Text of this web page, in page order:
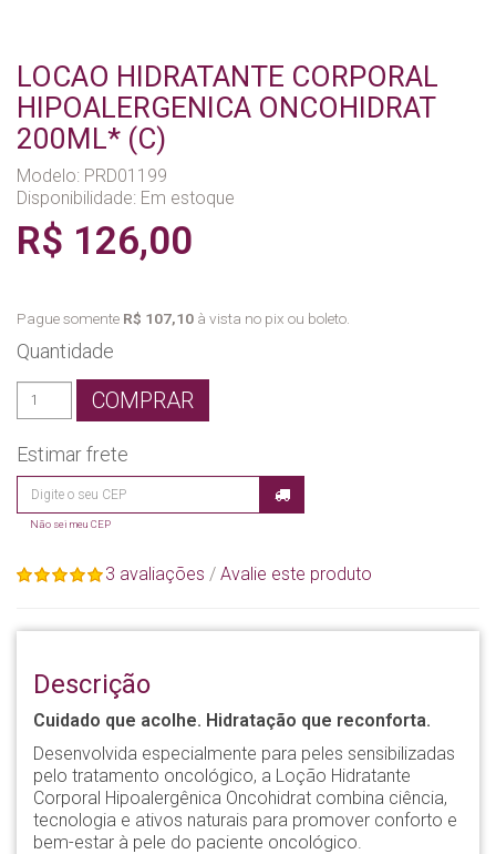
LOCAO HIDRATANTE CORPORAL
HIPOALERGENICA ONCOHIDRAT
200ML* (C)
Modelo: PRD01199
Disponibilidade: Em estoque
R$ 126,00
Pague somente R$ 107,10 à vista no pix ou boleto.
Quantidade
COMPRAR
Estimar frete
Não sei meu CEP
3 avaliações / Avalie este produto
Descrição
Cuidado que acolhe. Hidratação que reconforta.
Desenvolvida especialmente para peles sensibilizadas
pelo tratamento oncológico, a Loção Hidratante
Corporal Hipoalergênica Oncohidrat combina ciência,
tecnologia e ativos naturais para promover conforto e
bem-estar à pele do paciente oncológico.